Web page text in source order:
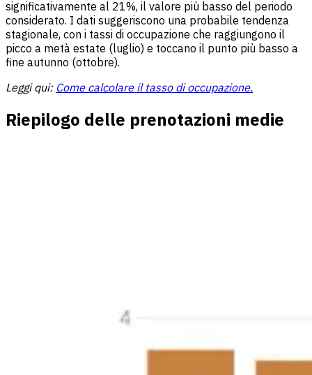
significativamente al 21%, il valore più basso del periodo
considerato. I dati suggeriscono una probabile tendenza
stagionale, con i tassi di occupazione che raggiungono il
picco a metà estate (luglio) e toccano il punto più basso a
fine autunno (ottobre).
Leggi qui: Come calcolare il tasso di occupazione.
Riepilogo delle prenotazioni medie